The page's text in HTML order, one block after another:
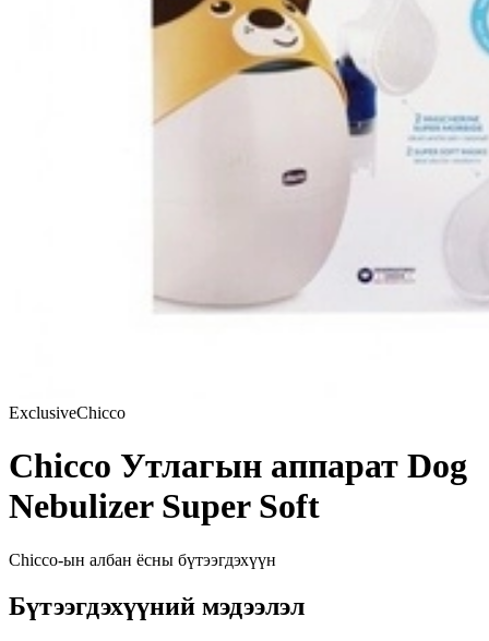
ExclusiveChicco
Chicco Утлагын аппарат Dog
Nebulizer Super Soft
Chicco-ын албан ёсны бүтээгдэхүүн
Бүтээгдэхүүний мэдээлэл